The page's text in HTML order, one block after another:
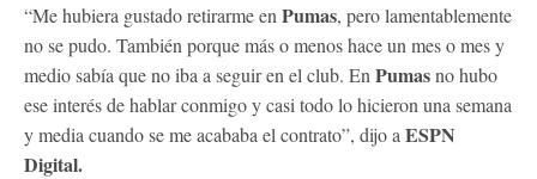
“Me hubiera gustado retirarme en Pumas, pero lamentablemente
no se pudo. También porque más o menos hace un mes o mes y
medio sabía que no iba a seguir en el club. En Pumasno hubo
ese interés de hablar conmigo y casi todo lo hicieron una semana
y media cuando se me acababa el contrato”, dijo a ESPN
Digital.